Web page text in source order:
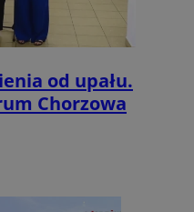
od upału.
Chorzowa